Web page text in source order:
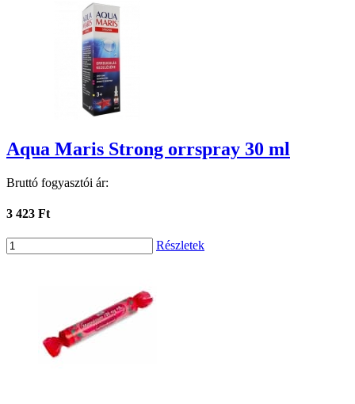
Aqua Maris Strong orrspray 30 ml
Bruttó fogyasztói ár:
3 423 Ft
Részletek